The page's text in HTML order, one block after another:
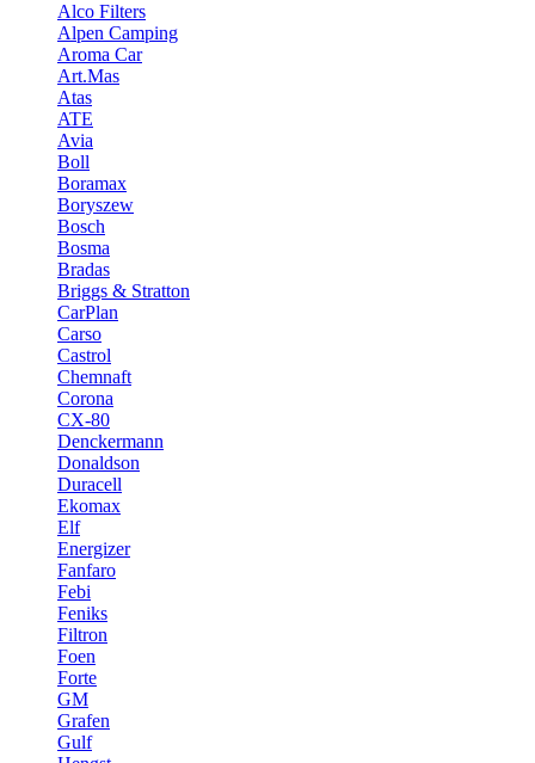
Alco Filters
Alpen Camping
Aroma Car
Art.Mas
Atas
ATE
Avia
Boll
Boramax
Boryszew
Bosch
Bosma
Bradas
Briggs & Stratton
CarPlan
Carso
Castrol
Chemnaft
Corona
CX-80
Denckermann
Donaldson
Duracell
Ekomax
Elf
Energizer
Fanfaro
Febi
Feniks
Filtron
Foen
Forte
GM
Grafen
Gulf